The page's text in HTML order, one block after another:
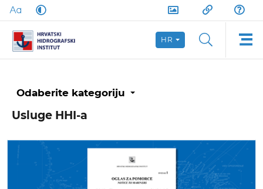
HR
Odaberite kategoriju
Usluge HHI-a